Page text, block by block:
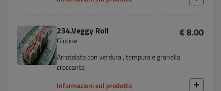
234.Veggy Roll
Glutine
€ 8.00
Arrotolato con verdura , tempura e granella
croccante
Informazioni sul prodotto